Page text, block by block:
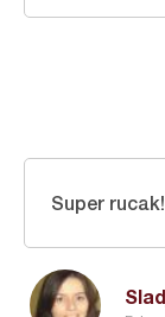
Super rucak!